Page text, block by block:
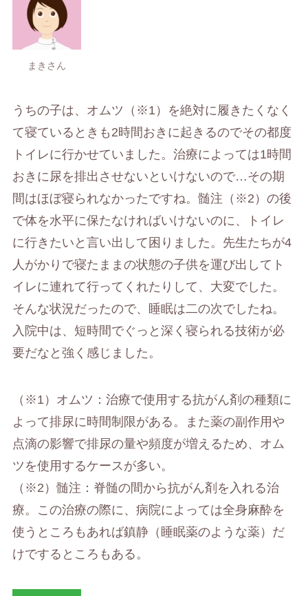
まきさん
うちの子は、オムツ（※1）を絶対に履きたくなく
て寝ているときも2時間おきに起きるのでその都度
トイレに行かせていました。治療によっては1時間
おきに尿を排出させないといけないので…その期
間はほぼ寝られなかったですね。髄注（※2）の後
で体を水平に保たなければいけないのに、トイレ
に行きたいと言い出して困りました。先生たちが4
人がかりで寝たままの状態の子供を運び出してト
イレに連れて行ってくれたりして、大変でした。
そんな状況だったので、睡眠は二の次でしたね。
入院中は、短時間でぐっと深く寝られる技術が必
要だなと強く感じました。
（※1）オムツ：治療で使用する抗がん剤の種類に
よって排尿に時間制限がある。また薬の副作用や
点滴の影響で排尿の量や頻度が増えるため、オム
ツを使用するケースが多い。
（※2）髄注：脊髄の間から抗がん剤を入れる治
療。この治療の際に、病院によっては全身麻酔を
使うところもあれば鎮静（睡眠薬のような薬）だ
けでするところもある。